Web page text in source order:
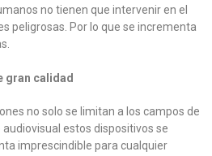
no tienen que intervenir en el
peligrosas. Por lo que se incrementa
gran calidad
no solo se limitan a los campos de
estos dispositivos se
imprescindible para cualquier